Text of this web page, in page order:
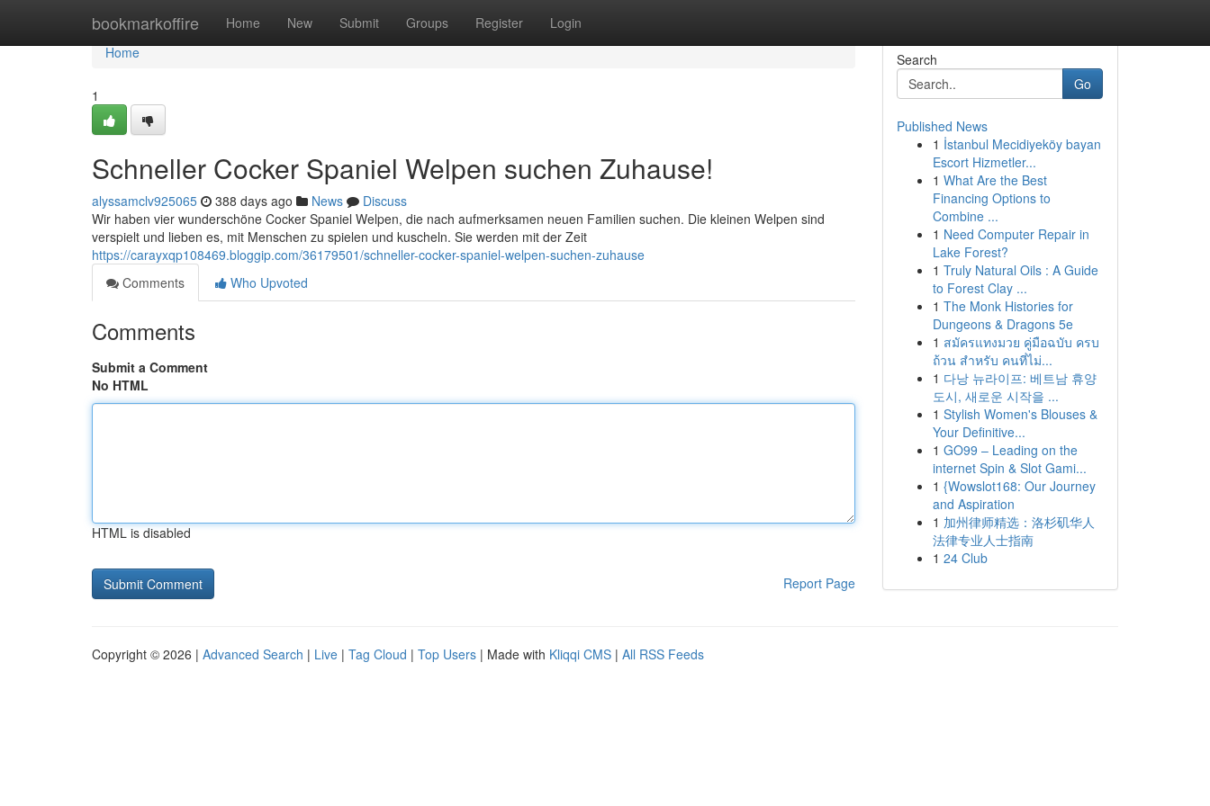
bookmarkoffire Home New Submit Groups Register Login
Home
Home
1
Schneller Cocker Spaniel Welpen suchen Zuhause!
alyssamclv925065 388 days ago News
Discuss
Wir haben vier wunderschöne Cocker Spaniel Welpen, die nach aufmerksamen neuen Familien suchen. Die kleinen Welpen sind
verspielt und lieben es, mit Menschen zu spielen und kuscheln. Sie werden mit der Zeit
https://carayxqp108469.bloggip.com/36179501/schneller-cocker-spaniel-welpen-suchen-zuhause
Comments
Who Upvoted
Comments
Submit a Comment
No HTML
HTML is disabled
Report Page
Search
Go
Published News
1 İstanbul Mecidiyeköy bayan
Escort Hizmetler...
1 What Are the Best
Financing Options to
Combine ...
1 Need Computer Repair in
Lake Forest?
1 Truly Natural Oils : A Guide
to Forest Clay ...
1 The Monk Histories for
Dungeons & Dragons 5e
1 สมัครแทงมวย คู่มือฉบับ ครบ
ถ้วน สำหรับ คนที่ไม่...
1 다낭 뉴라이프: 베트남 휴양
도시, 새로운 시작을 ...
1 Stylish Women's Blouses &
Your Definitive...
1 GO99 – Leading on the
internet Spin & Slot Gami...
1 {Wowslot168: Our Journey
and Aspiration
1 加州律师精选：洛杉矶华人
法律专业人士指南
1 24 Club
Copyright © 2026 | Advanced Search | Live | Tag Cloud | Top Users | Made with Kliqqi CMS | All RSS Feeds